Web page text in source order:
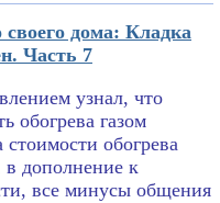
своего дома: Кладка
Часть 7
узнал, что
обогрева газом
обогрева
в дополнение к
все минусы общения